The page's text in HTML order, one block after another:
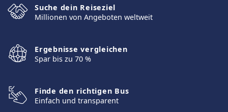
Suche dein Reiseziel
Millionen von Angeboten weltweit
Ergebnisse vergleichen
Spar bis zu 70 %
Finde den richtigen Bus
Einfach und transparent